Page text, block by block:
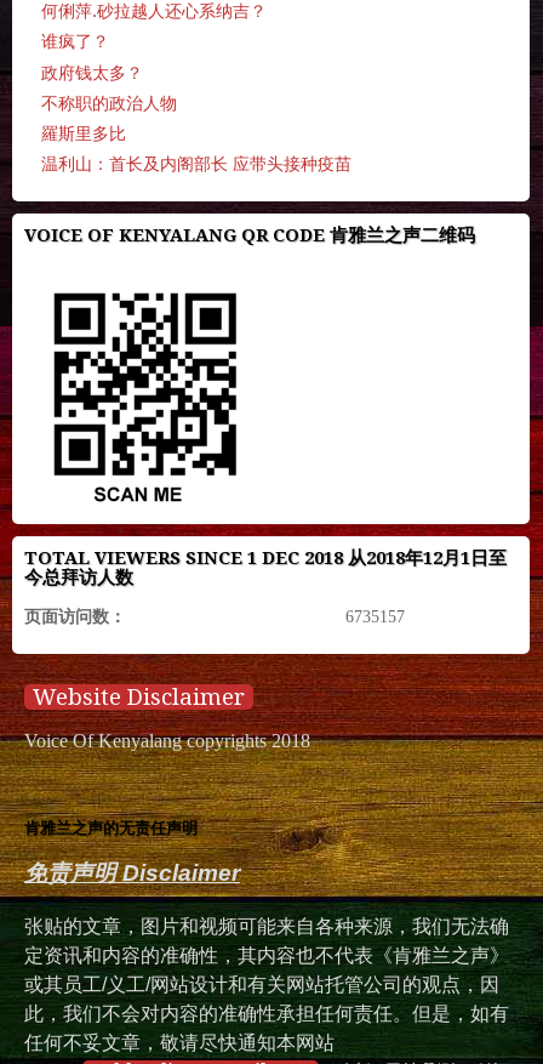
何俐萍.砂拉越人还心系纳吉？
谁疯了？
政府钱太多？
不称职的政治人物
羅斯里多比
温利山：首长及内阁部长 应带头接种疫苗
VOICE OF KENYALANG QR CODE 肯雅兰之声二维码
TOTAL VIEWERS SINCE 1 DEC 2018 从2018年12月1日至
今总拜访人数
页面访问数： 6735157
Website Disclaimer
Voice Of Kenyalang copyrights 2018
肯雅兰之声的无责任声明
免责声明 Disclaimer
张贴的文章，图片和视频可能来自各种来源，我们无法确
定资讯和内容的准确性，其内容也不代表《肯雅兰之声》
或其员工/义工/网站设计和有关网站托管公司的观点，因
此，我们不会对内容的准确性承担任何责任。但是，如有
任何不妥文章，敬请尽快通知本网站